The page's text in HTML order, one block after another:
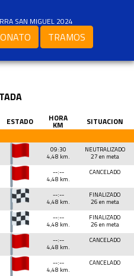
SAN MIGUEL 2024
TRAMOS
ESTADO HORA
KM
SITUACION
09:30
4,48 km.
NEUTRALIZADO
27 en meta
--:--
4,48 km.
CANCELADO
--:--
4,48 km.
FINALIZADO
26 en meta
--:--
4,48 km.
FINALIZADO
26 en meta
--:--
4,48 km.
CANCELADO
--:--
4,48 km.
CANCELADO